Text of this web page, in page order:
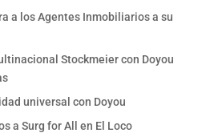
a los Agentes Inmobiliarios a su
Stockmeier con Doyou
universal con Doyou
a Surg for All en El Loco